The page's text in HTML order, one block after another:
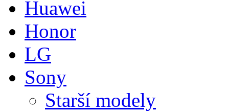
Huawei
Honor
LG
Sony
Starší modely